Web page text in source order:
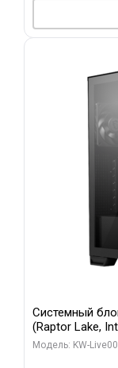
Системный
(Raptor Lake,
модуля)/ Palit
Модель: KW-